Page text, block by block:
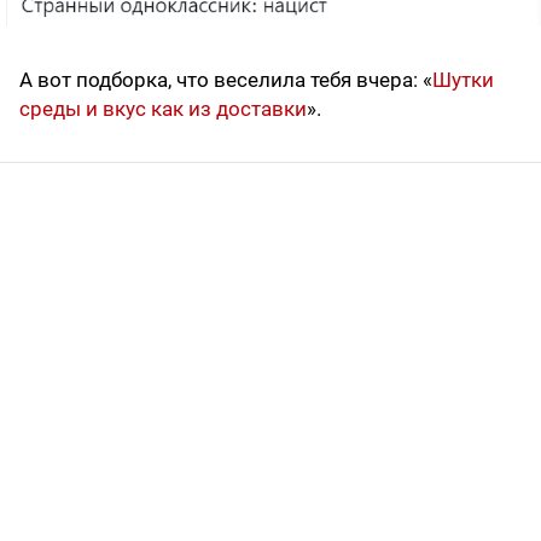
А вот подборка, что веселила тебя вчера: «Шутки
среды и вкус как из доставки».